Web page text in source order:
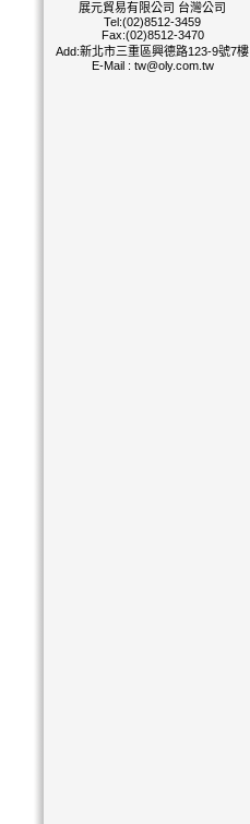
展元貿易有限公司 台灣公司
Tel:(02)8512-3459
Fax:(02)8512-3470
Add:新北市三重區興德路123-9號7樓
E-Mail : tw@oly.com.tw